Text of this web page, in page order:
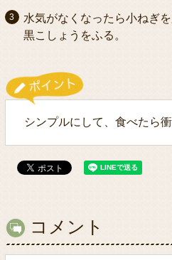
水気がなくなったら小ねぎ
黒こしょうをふる。
シンプルにして、食べたら
コメント